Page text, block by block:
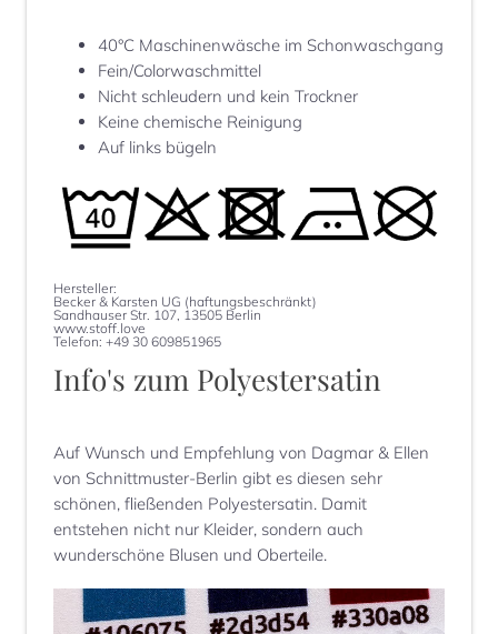
40°C Maschinenwäsche im Schonwaschgang
Fein/Colorwaschmittel
Nicht schleudern und kein Trockner
Keine chemische Reinigung
Auf links bügeln
Hersteller:
Becker & Karsten UG (haftungsbeschränkt)
Sandhauser Str. 107, 13505 Berlin
www.stoff.love
Telefon: +49 30 609851965
Info's zum Polyestersatin
Auf Wunsch und Empfehlung von Dagmar & Ellen
von Schnittmuster-Berlin gibt es diesen sehr
schönen, fließenden Polyestersatin. Damit
entstehen nicht nur Kleider, sondern auch
wunderschöne Blusen und Oberteile.